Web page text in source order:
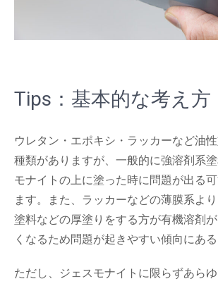
Tips：基本的な考え方
ウレタン・エポキシ・ラッカーなど油
種類がありますが、一般的に強溶剤系
モナイトの上に塗った時に問題が出る
ます。また、ラッカーなどの薄膜系よ
塗料などの厚塗りをする方が有機溶剤
くなるため問題が起きやすい傾向にある
ただし、ジェスモナイトに限らずあら